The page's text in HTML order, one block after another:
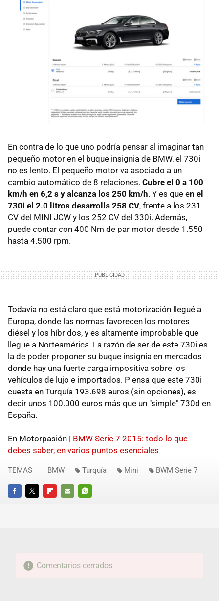
En contra de lo que uno podría pensar al imaginar tan
pequeño motor en el buque insignia de BMW, el 730i
no es lento. El pequeño motor va asociado a un
cambio automático de 8 relaciones. Cubre el 0 a 100
km/h en 6,2 s y alcanza los 250 km/h. Y es que en el
730i el 2.0 litros desarrolla 258 CV, frente a los 231
CV del MINI JCW y los 252 CV del 330i. Además,
puede contar con 400 Nm de par motor desde 1.550
hasta 4.500 rpm.
Todavía no está claro que está motorización llegué a
Europa, donde las normas favorecen los motores
diésel y los híbridos, y es altamente improbable que
llegue a Norteamérica. La razón de ser de este 730i es
la de poder proponer su buque insignia en mercados
donde hay una fuerte carga impositiva sobre los
vehículos de lujo e importados. Piensa que este 730i
cuesta en Turquía 193.698 euros (sin opciones), es
decir unos 100.000 euros más que un "simple" 730d en
España.
En Motorpasión | BMW Serie 7 2015: todo lo que
debes saber, en varios puntos esenciales
FACEBOOKTWITTERFLIPBOARD
E-
WHATSAPP
TEMAS BMW Turquía Mini BWM Serie 7
Comentarios cerrados